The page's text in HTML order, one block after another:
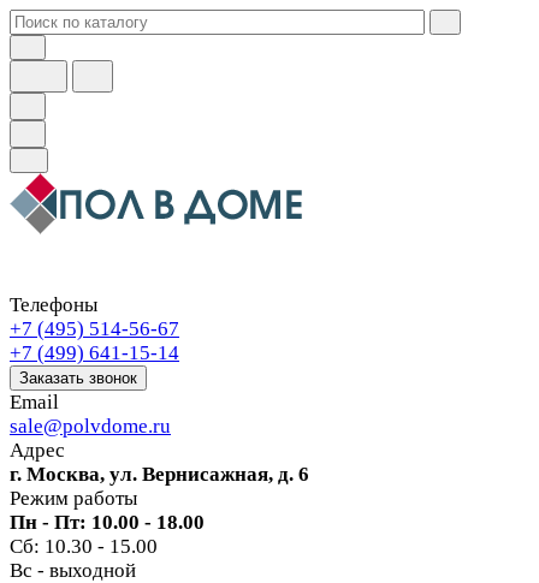
Телефоны
+7 (495) 514-56-67
+7 (499) 641-15-14
Заказать звонок
Email
sale@polvdome.ru
Адрес
г. Москва, ул. Вернисажная, д. 6
Режим работы
Пн - Пт: 10.00 - 18.00
Сб: 10.30 - 15.00
Вс - выходной